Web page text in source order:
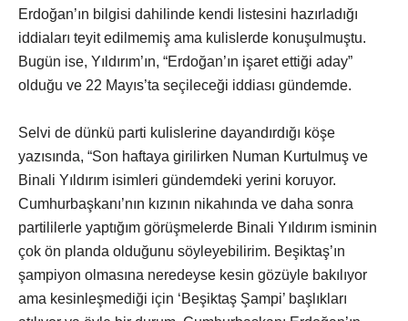
Erdoğan’ın bilgisi dahilinde kendi listesini hazırladığı
iddiaları teyit edilmemiş ama kulislerde konuşulmuştu.
Bugün ise, Yıldırım’ın, “Erdoğan’ın işaret ettiği aday”
olduğu ve 22 Mayıs’ta seçileceği iddiası gündemde.
Selvi de dünkü parti kulislerine dayandırdığı köşe
yazısında, “Son haftaya girilirken Numan Kurtulmuş ve
Binali Yıldırım isimleri gündemdeki yerini koruyor.
Cumhurbaşkanı’nın kızının nikahında ve daha sonra
partililerle yaptığım görüşmelerde Binali Yıldırım isminin
çok ön planda olduğunu söyleyebilirim. Beşiktaş’ın
şampiyon olmasına neredeyse kesin gözüyle bakılıyor
ama kesinleşmediği için ‘Beşiktaş Şampi’ başlıkları